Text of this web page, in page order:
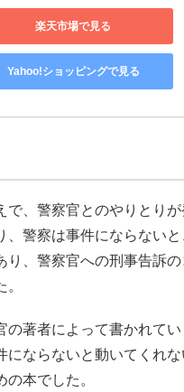
楽天市場で見る
Yahoo!ショッピングで見る
で、警察官とのやりとりが
、警察は事件にならないと
り、警察官への刑事告訴
の著者によって書かれてい
にならないと動いてくれな
本でした。